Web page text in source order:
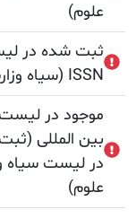
(ثبت شده در لیست
در لیست نمایه
(ثبت شده
سیاه وزارت